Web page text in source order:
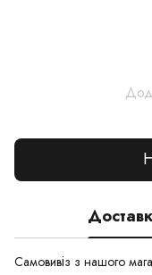
Самовивіз з нашого